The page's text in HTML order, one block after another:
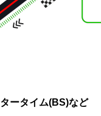
ータイム(BS)など